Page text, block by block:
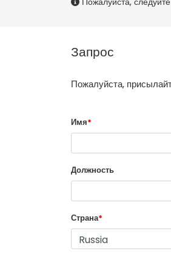
Запрос
Пожалуйста,
Имя*
Должность
Страна*